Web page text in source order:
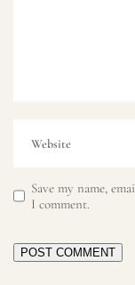
Save my name,
I comment.
POST COMMENT